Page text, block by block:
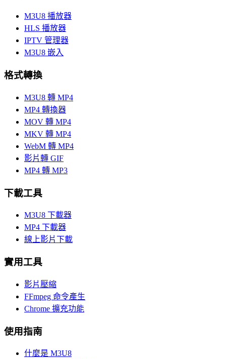
M3U8 播放器
HLS 播放器
IPTV 管理器
M3U8 嵌入
格式轉換
M3U8 轉 MP4
MP4 轉換器
MOV 轉 MP4
MKV 轉 MP4
WebM 轉 MP4
影片轉 GIF
MP4 轉 MP3
下載工具
M3U8 下載器
MP4 下載器
線上影片下載
實用工具
影片壓縮
FFmpeg 命令產生
Chrome 擴充功能
使用指南
什麼是 M3U8